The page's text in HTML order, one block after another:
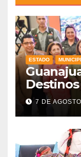
ESTADO
vísperas
7 DE